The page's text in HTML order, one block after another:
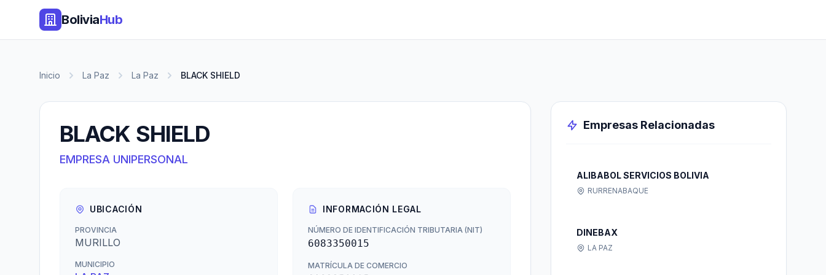
BoliviaHub
Inicio La Paz La Paz BLACK SHIELD
BLACK SHIELD
EMPRESA UNIPERSONAL
UBICACIÓN
PROVINCIA
MURILLO
MUNICIPIO
INFORMACIÓN LEGAL
NÚMERO DE IDENTIFICACIÓN TRIBUTARIA (NIT)
6083350015
MATRÍCULA DE COMERCIO
Empresas Relacionadas
ALIBABOL SERVICIOS BOLIVIA
RURRENABAQUE
DINEBAX
LA PAZ